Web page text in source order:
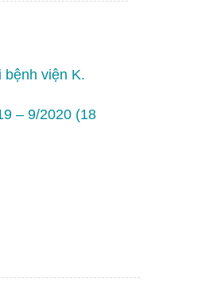
viện K.
– 9/2020 (18